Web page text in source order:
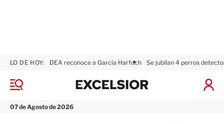
M
n
07 de Agosto de 2026
LO DE HOY: DEA reconoce a García Harfuch Se jubilan 4 perros
I
x